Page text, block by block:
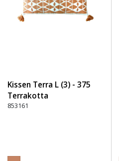
Kissen Terra L (3) - 375
Terrakotta
853161